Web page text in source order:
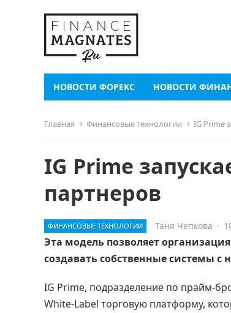
НОВОСТИ ФОРЕКС НОВОСТИ
Главная Финансовые технологии IG Prime
IG Prime
партнеров
ФИНАНСОВЫЕ ТЕХНОЛОГИИ Таня Чепкова ·
Эта модель позволяет
создавать собственные системы с
IG Prime, подразделение по прайм-
White-Label торговую платформу,